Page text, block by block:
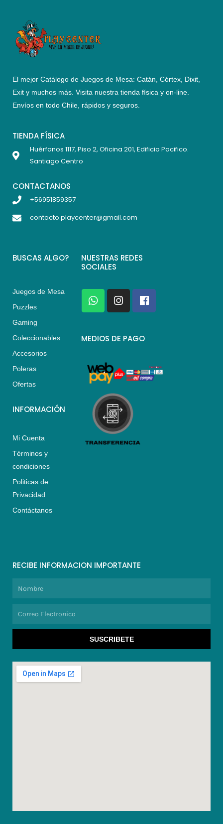
El mejor Catálogo de Juegos de Mesa: Catán, Córtex, Dixit,
Exit y muchos más. Visita nuestra tienda física y on-line.
Envíos en todo Chile, rápidos y seguros
TIENDA FÍSICA
Huérfanos 1117, Piso 2, Oficina 201, Edificio Pacifico.
Santiago Centro
CONTACTANOS
+56951859357
contacto.playcenter@gmail.com
BUSCAS ALGO?
Juegos de Mesa
Puzzles
Gaming
Coleccionables
Accesorios
Poleras
Ofertas
INFORMACIÓN
Mi Cuenta
Términos y
condiciones
Politicas de
Privacidad
Contáctanos
NUESTRAS REDES
SOCIALES
W
h
a
s
p
I
n
s
a
a
m
F
a
c
b
k
MEDIOS DE PAGO
RECIBE INFORMACION IMPORTANTE
SUSCRIBETE